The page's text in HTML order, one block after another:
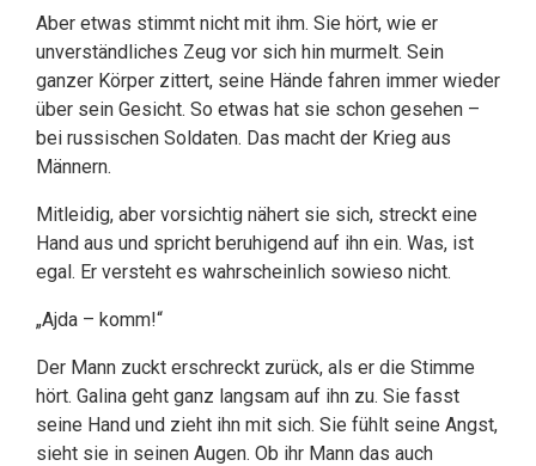
Aber etwas stimmt nicht mit ihm. Sie hört, wie er
unverständliches Zeug vor sich hin murmelt. Sein
ganzer Körper zittert, seine Hände fahren immer wieder
über sein Gesicht. So etwas hat sie schon gesehen –
bei russischen Soldaten. Das macht der Krieg aus
Männern.
Mitleidig, aber vorsichtig nähert sie sich, streckt eine
Hand aus und spricht beruhigend auf ihn ein. Was, ist
egal. Er versteht es wahrscheinlich sowieso nicht.
„Ajda – komm!“
Der Mann zuckt erschreckt zurück, als er die Stimme
hört. Galina geht ganz langsam auf ihn zu. Sie fasst
seine Hand und zieht ihn mit sich. Sie fühlt seine Angst,
sieht sie in seinen Augen. Ob ihr Mann das auch